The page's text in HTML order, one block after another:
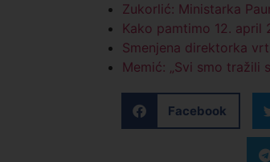
Zukorlić: Ministarka
Kako pamtimo 12. april
Smenjena direktorka
Memić: „Svi smo tražili
Facebook